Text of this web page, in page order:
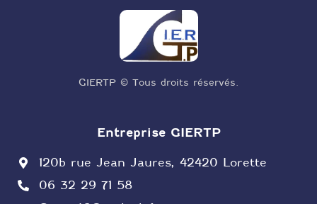
GIERTP © Tous droits réservés.
Entreprise GIERTP
120b rue Jean Jaures, 42420 Lorette
06 32 29 71 58